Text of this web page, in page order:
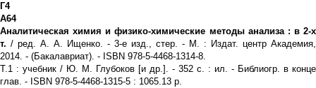
Г4
А64
Аналитическая химия и физико-химические методы анализа : в 2-х
т. / ред. А. А. Ищенко. - 3-е изд., стер. - М. : Издат. центр Академия,
2014. - (Бакалавриат). - ISBN 978-5-4468-1314-8.
Т.1 : учебник / Ю. М. Глубоков [и др.]. - 352 с. : ил. - Библиогр. в конце
глав. - ISBN 978-5-4468-1315-5 : 1065.13 р.